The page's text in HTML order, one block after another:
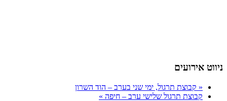
ניווט אירועים
« קבוצת תרגול, ימי שני בערב – הוד השרון
קבוצת תרגול שלישי ערב – חיפה »